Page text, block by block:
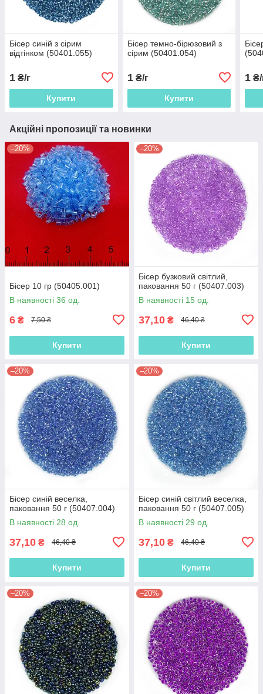
Бісер синій з сірим
відтінком (50401.055)
1 ₴/г
Купити
Бісер темно-бірюзовий з
сірим (50401.054)
1₴/г
Купити
1 ₴/
Акційні пропозиції та новинки
–20%
Бісер 10 гр (50405.001)
В наявності 36 од.
6 ₴ 7,50 ₴
Купити
–20%
Бісер бузковий світлий,
паковання 50 г (50407.003)
В наявності 15 од.
37,10 ₴ 46,40 ₴
Купити
–20%
Бісер синій веселка,
паковання 50 г (50407.004)
В наявності 28 од.
37,10 ₴ 46,40 ₴
Купити
–20%
Бісер синій світлий веселка,
паковання 50 г (50407.005)
В наявності 29 од.
37,10 ₴ 46,40 ₴
Купити
–20% –20%